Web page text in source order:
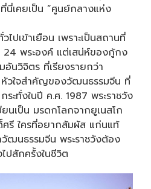
นี่เคยเป็น “ศูนย์กลางแห่ง
ไปเข้าเยือน เพราะเป็นสถานที่
24 พระองค์ แต่เสน่ห์ของกู้กง
นวิจิตร ที่เรียงรายกว่า
วใจสำคัญของวัฒนธรรมจีน ที่
ะทั่งในปี ค.ศ. 1987 พระราชวัง
นเป็น มรดกโลกจากยูเนสโก
รี ใครที่อยากสัมผัส แก่นแท้
วัฒนธรรมจีน พระราชวังต้อง
ปสักครั้งในชีวิต